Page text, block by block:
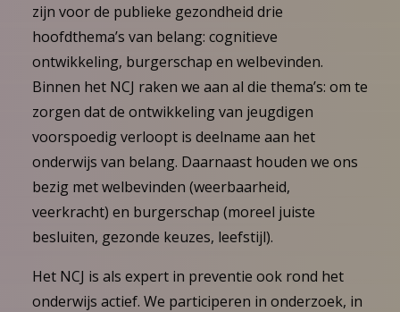
zijn voor de publieke gezondheid drie
hoofdthema’s van belang: cognitieve
ontwikkeling, burgerschap en welbevinden.
Binnen het NCJ raken we aan al die thema’s: om te
zorgen dat de ontwikkeling van jeugdigen
voorspoedig verloopt is deelname aan het
onderwijs van belang. Daarnaast houden we ons
bezig met welbevinden (weerbaarheid,
veerkracht) en burgerschap (moreel juiste
besluiten, gezonde keuzes, leefstijl).
Het NCJ is als expert in preventie ook rond het
onderwijs actief. We participeren in onderzoek, in